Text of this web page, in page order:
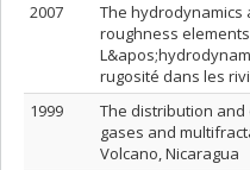
2007
The hydrodynamics
roughness
rugosité dans les
1999
The distribution and
gases and
Volcano, Nicaragua